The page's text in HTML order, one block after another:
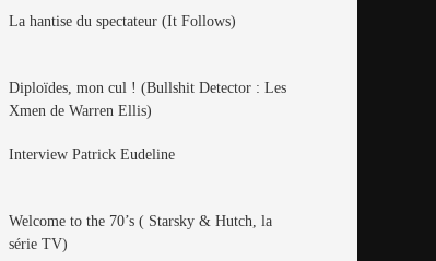
La hantise du spectateur (It Follows)
Diploïdes, mon cul ! (Bullshit Detector : Les
Xmen de Warren Ellis)
Interview Patrick Eudeline
Welcome to the 70’s ( Starsky & Hutch, la
série TV)